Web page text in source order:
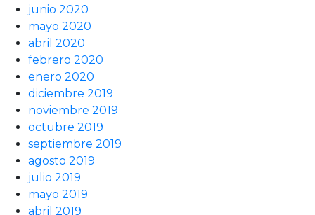
junio 2020
mayo 2020
abril 2020
febrero 2020
enero 2020
diciembre 2019
noviembre 2019
octubre 2019
septiembre 2019
agosto 2019
julio 2019
mayo 2019
abril 2019